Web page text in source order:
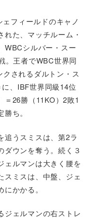
フィールドのキャノ
た、マッチルーム・
WBCシルバー・スー
。王者でWBC世界同
されるダルトン・ス
、IBF世界同級14位
＝26勝（11KO）2敗1
ち。
追うスミスは、第2ラ
ダウンを奪う。続く３
ェルマンは大きく腰を
スミスは、中盤、ジェ
かかる。
ジェルマンの右ストレ